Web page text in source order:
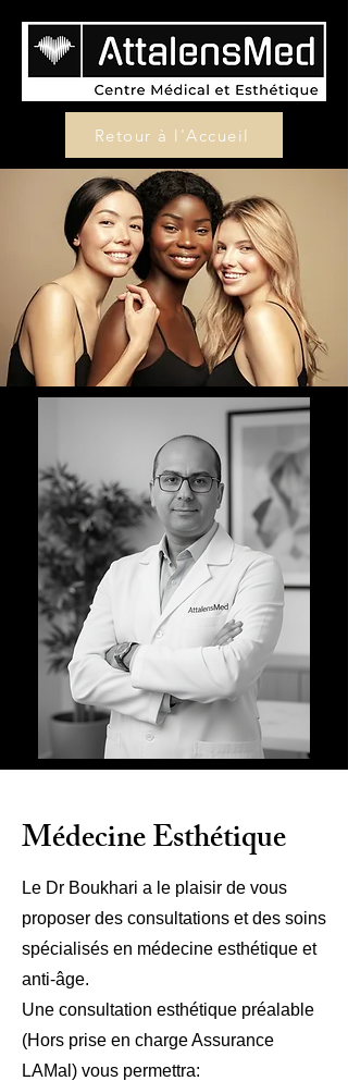
Retour à l'Accueil
Médecine Esthétique
Le Dr Boukhari a le plaisir de vous
proposer des consultations et des soins
spécialisés en médecine esthétique et
anti-âge.
Une consultation esthétique préalable
(Hors prise en charge Assurance
LAMal) vous permettra: